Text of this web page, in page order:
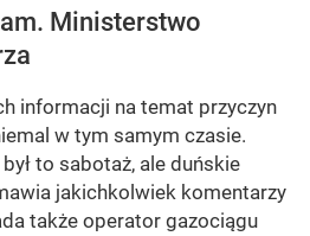
Ministerstwo
informacji na temat przyczyn
w tym samym czasie.
to sabotaż, ale duńskie
jakichkolwiek komentarzy
także operator gazociągu